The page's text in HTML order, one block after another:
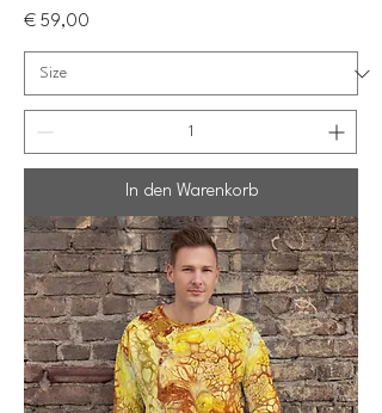
Preis
€ 59,00
In den Warenkorb